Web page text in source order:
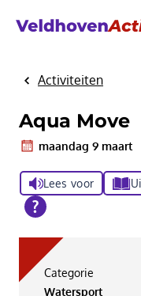
HomeActiviteiten
Aqua Move
maandag 9 maart
Lees voor
Categorie
Watersport